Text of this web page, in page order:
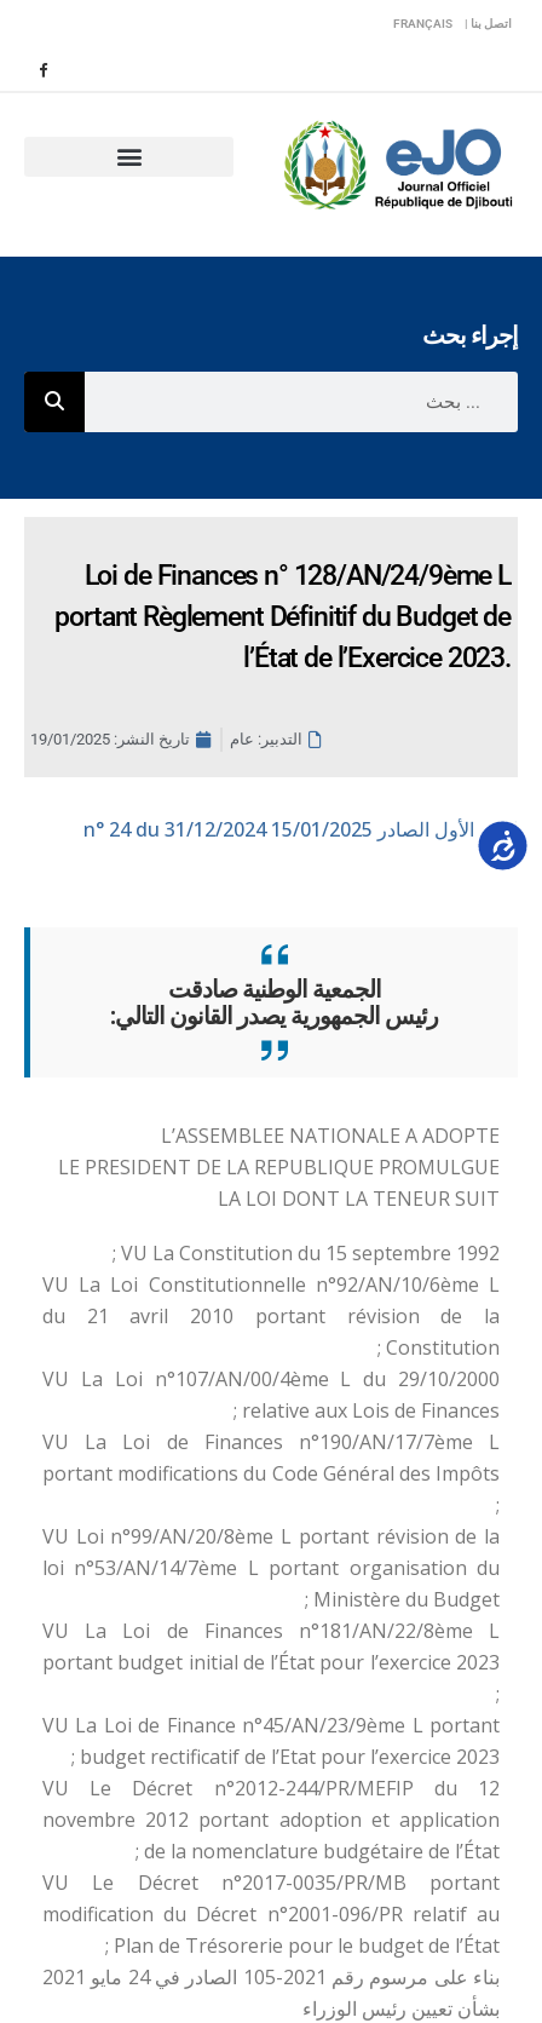
اتصل بنا | FRANÇAIS
إجراء بحث
Loi de Finances n° 128/AN/24/9ème L
portant Règlement Définitif du Budget de
l’État de l’Exercice 2023.
التدبير: عام تاريخ النشر: 19/01/2025
العدد الأول الصادر 15/01/2025 n° 24 du 31/12/2024
الجمعية الوطنية صادقت
رئيس الجمهورية يصدر القانون التالي:
L’ASSEMBLEE NATIONALE A ADOPTE
LE PRESIDENT DE LA REPUBLIQUE PROMULGUE
LA LOI DONT LA TENEUR SUIT
VU La Constitution du 15 septembre 1992 ;
VU La Loi Constitutionnelle n°92/AN/10/6ème L
du 21 avril 2010 portant révision de la
Constitution ;
VU La Loi n°107/AN/00/4ème L du 29/10/2000
relative aux Lois de Finances ;
VU La Loi de Finances n°190/AN/17/7ème L
portant modifications du Code Général des Impôts
;
VU Loi n°99/AN/20/8ème L portant révision de la
loi n°53/AN/14/7ème L portant organisation du
Ministère du Budget ;
VU La Loi de Finances n°181/AN/22/8ème L
portant budget initial de l’État pour l’exercice 2023
;
VU La Loi de Finance n°45/AN/23/9ème L portant
budget rectificatif de l’Etat pour l’exercice 2023 ;
VU Le Décret n°2012-244/PR/MEFIP du 12
novembre 2012 portant adoption et application
de la nomenclature budgétaire de l’État ;
VU Le Décret n°2017-0035/PR/MB portant
modification du Décret n°2001-096/PR relatif au
Plan de Trésorerie pour le budget de l’État ;
بناء على مرسوم رقم 2021-105 الصادر في 24 مايو 2021
بشأن تعيين رئيس الوزراء